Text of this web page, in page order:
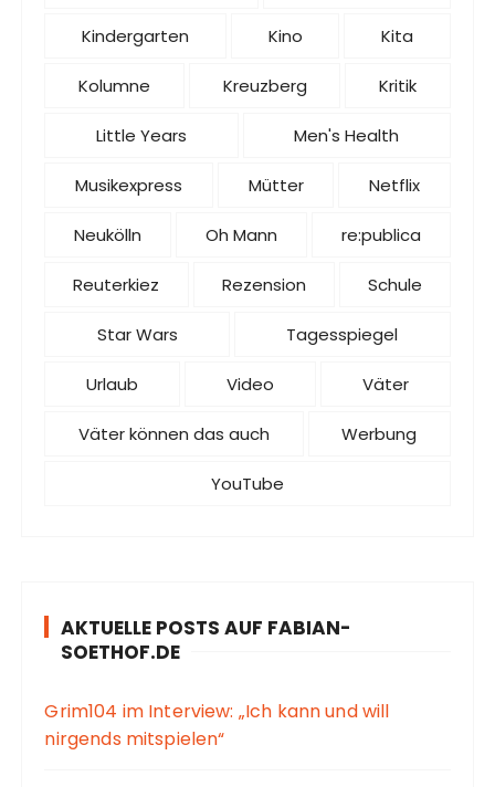
Kindergarten Kino Kita
Kolumne Kreuzberg Kritik
Little Years Men's Health
Musikexpress Mütter Netflix
Neukölln Oh Mann re:publica
Reuterkiez Rezension Schule
Star Wars Tagesspiegel
Urlaub Video Väter
Väter können das auch Werbung
YouTube
AKTUELLE POSTS AUF FABIAN-
SOETHOF.DE
Grim104 im Interview: „Ich kann und will
nirgends mitspielen“